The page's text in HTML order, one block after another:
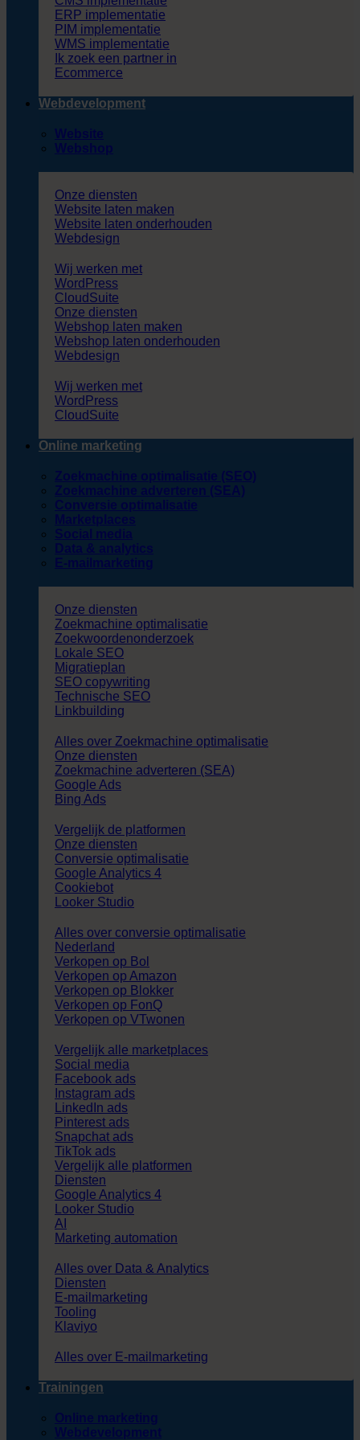
ERP implementatie
PIM implementatie
WMS implementatie
Ik zoek een partner in
Ecommerce
Webdevelopment
Website
Webshop
Onze diensten
Website laten maken
Website laten onderhouden
Webdesign
Wij werken met
WordPress
CloudSuite
Onze diensten
Webshop laten maken
Webshop laten onderhouden
Webdesign
Wij werken met
WordPress
CloudSuite
Online marketing
Zoekmachine optimalisatie (SEO)
Zoekmachine adverteren (SEA)
Conversie optimalisatie
Marketplaces
Social media
Data & analytics
E-mailmarketing
Onze diensten
Zoekmachine optimalisatie
Zoekwoordenonderzoek
Lokale SEO
Migratieplan
SEO copywriting
Technische SEO
Linkbuilding
Alles over Zoekmachine optimalisatie
Onze diensten
Zoekmachine adverteren (SEA)
Google Ads
Bing Ads
Vergelijk de platformen
Onze diensten
Conversie optimalisatie
Google Analytics 4
Cookiebot
Looker Studio
Alles over conversie optimalisatie
Nederland
Verkopen op Bol
Verkopen op Amazon
Verkopen op Blokker
Verkopen op FonQ
Verkopen op VTwonen
Vergelijk alle marketplaces
Social media
Facebook ads
Instagram ads
LinkedIn ads
Pinterest ads
Snapchat ads
TikTok ads
Vergelijk alle platformen
Diensten
Google Analytics 4
Looker Studio
AI
Marketing automation
Alles over Data & Analytics
Diensten
E-mailmarketing
Tooling
Klaviyo
Alles over E-mailmarketing
Trainingen
Online marketing
Webdevelopment